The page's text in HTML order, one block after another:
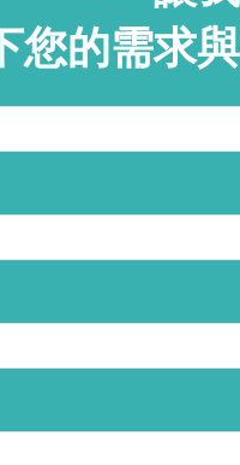
您的需求